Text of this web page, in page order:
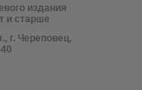
издания
и старше
г. Череповец,